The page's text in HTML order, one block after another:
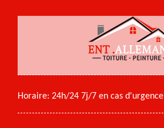
Horaire: 24h/24 7j/7 en cas d'urgence